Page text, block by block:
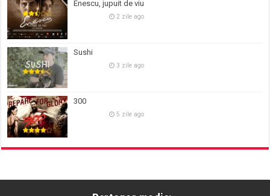
Enescu, jupuit de viu
2 zile ago
Sushi
3 zile ago
300
5 zile ago